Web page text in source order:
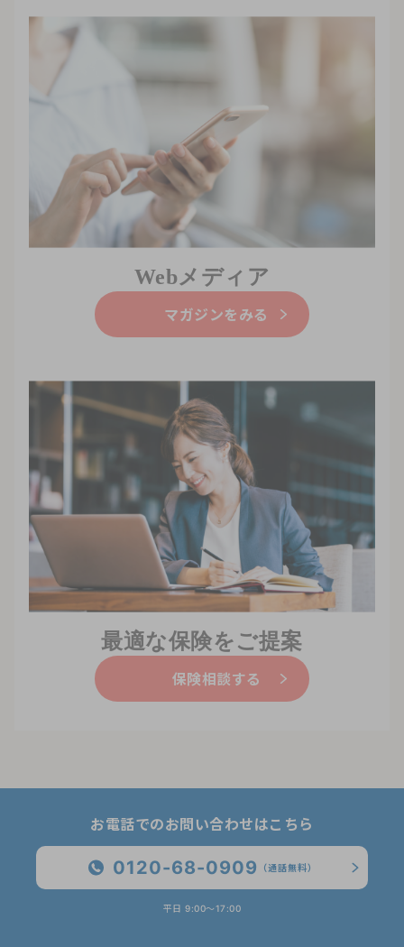
Webメディア
マガジンをみる
最適な保険をご提案
保険相談する
お電話でのお問い合わせはこちら
0120-68-0909 （通話無料）
平日 9:00〜17:00